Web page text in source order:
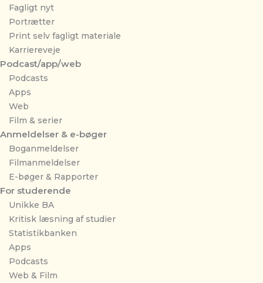
Fagligt nyt
Portrætter
Print selv fagligt materiale
Karriereveje
Podcast/app/web
Podcasts
Apps
Web
Film & serier
Anmeldelser & e-bøger
Boganmeldelser
Filmanmeldelser
E-bøger & Rapporter
For studerende
Unikke BA
Kritisk læsning af studier
Statistikbanken
Apps
Podcasts
Web & Film